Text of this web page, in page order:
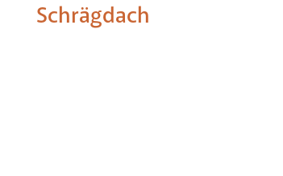
Schrägdach